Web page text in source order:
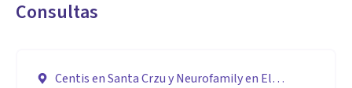
Consultas
Centis en Santa Crzu y Neurofamily en El